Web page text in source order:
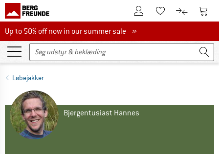
Til kundekontoenTil huskesedlen.
Til Til
Up to 50% off now in our summer sale
Up to 50% off now in our summer sale »
Løbejakker
Bjergentusiast Hannes